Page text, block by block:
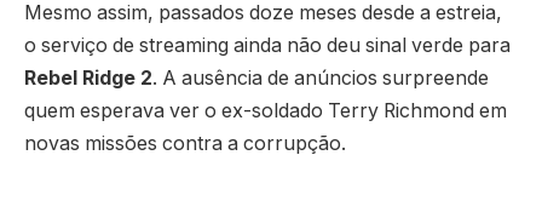
Mesmo assim, passados doze meses desde a estreia,
o serviço de streaming ainda não deu sinal verde para
Rebel Ridge 2. A ausência de anúncios surpreende
quem esperava ver o ex-soldado Terry Richmond em
novas missões contra a corrupção.